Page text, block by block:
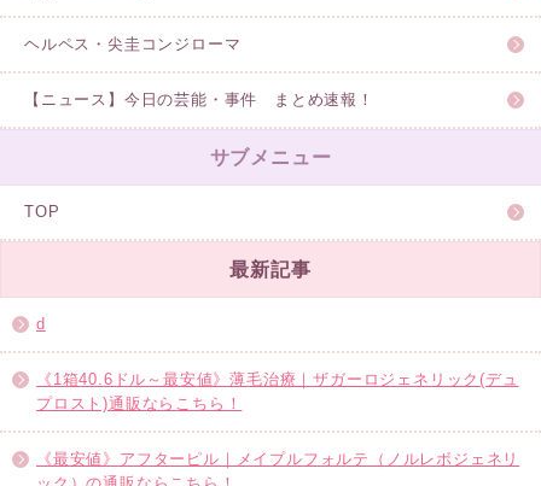
ヘルペス・尖圭コンジローマ
【ニュース】今日の芸能・事件 まとめ速報！
サブメニュー
TOP
最新記事
d
《1箱40.6ドル～最安値》薄毛治療｜ザガーロジェネリック(デュ
プロスト)通販ならこちら！
《最安値》アフターピル｜メイプルフォルテ（ノルレボジェネリ